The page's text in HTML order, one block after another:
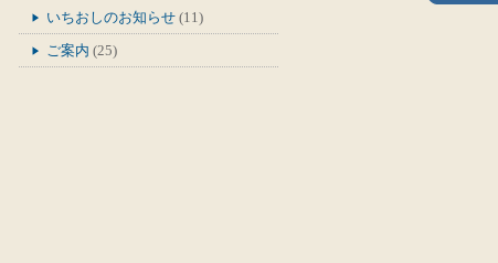
いちおしのお知らせ(11)
ご案内 (25)